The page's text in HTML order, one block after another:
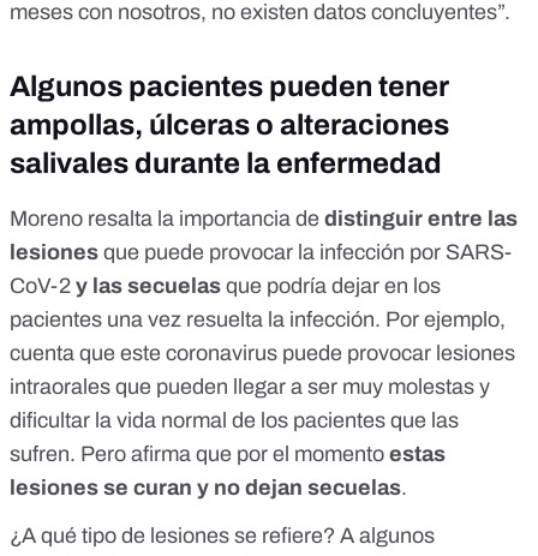
meses con nosotros, no existen datos concluyentes”.
Algunos pacientes pueden tener
ampollas, úlceras o alteraciones
salivales durante la enfermedad
Moreno resalta la importancia de distinguir entre las
lesiones que puede provocar la infección por SARS-
CoV-2 y las secuelas que podría dejar en los
pacientes una vez resuelta la infección. Por ejemplo,
cuenta que este coronavirus puede provocar lesiones
intraorales que pueden llegar a ser muy molestas y
dificultar la vida normal de los pacientes que las
sufren. Pero afirma que por el momento estas
lesiones se curan y no dejan secuelas.
¿A qué tipo de lesiones se refiere? A algunos